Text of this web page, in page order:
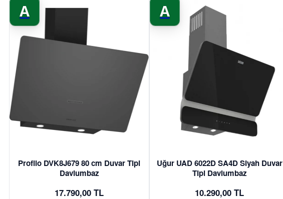
A
Profilo DVK8J679 80 cm Duvar Tipi
Davlumbaz
17.790,00 TL
A
Uğur UAD 6022D SA4D Siyah Duvar
Tipi Davlumbaz
10.290,00 TL